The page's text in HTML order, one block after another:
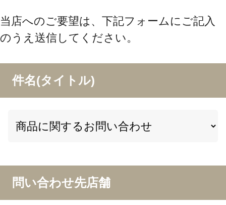
当店へのご要望は、下記フォームにご記入
のうえ送信してください。
件名(タイトル)
問い合わせ先店舗